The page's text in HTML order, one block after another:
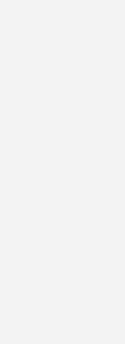
in Weiß gezeigt
einen
von Naturstein
echt wie Marmor,
sich großer
sondern auf ganzen
Mit der Optik von